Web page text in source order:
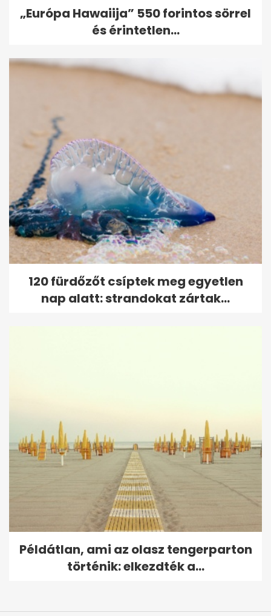
„Európa Hawaiija” 550 forintos sörrel
és érintetlen...
120 fürdőzőt csíptek meg egyetlen
nap alatt: strandokat zártak...
Példátlan, ami az olasz tengerparton
történik: elkezdték a...